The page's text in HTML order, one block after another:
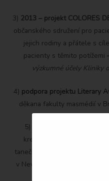
3) 2013 – projekt COLORES
občanského sdružení pro
jejich rodiny a přátele s
pacienty s těmito potížemi
výzkumné účely Kliniky
4) podpora projektu Literary
děkana fakulty masmédií v
5)
organizace a
kreativního a současného
tanečnice a lektorky Sandry
v New Yorku a Izraeli